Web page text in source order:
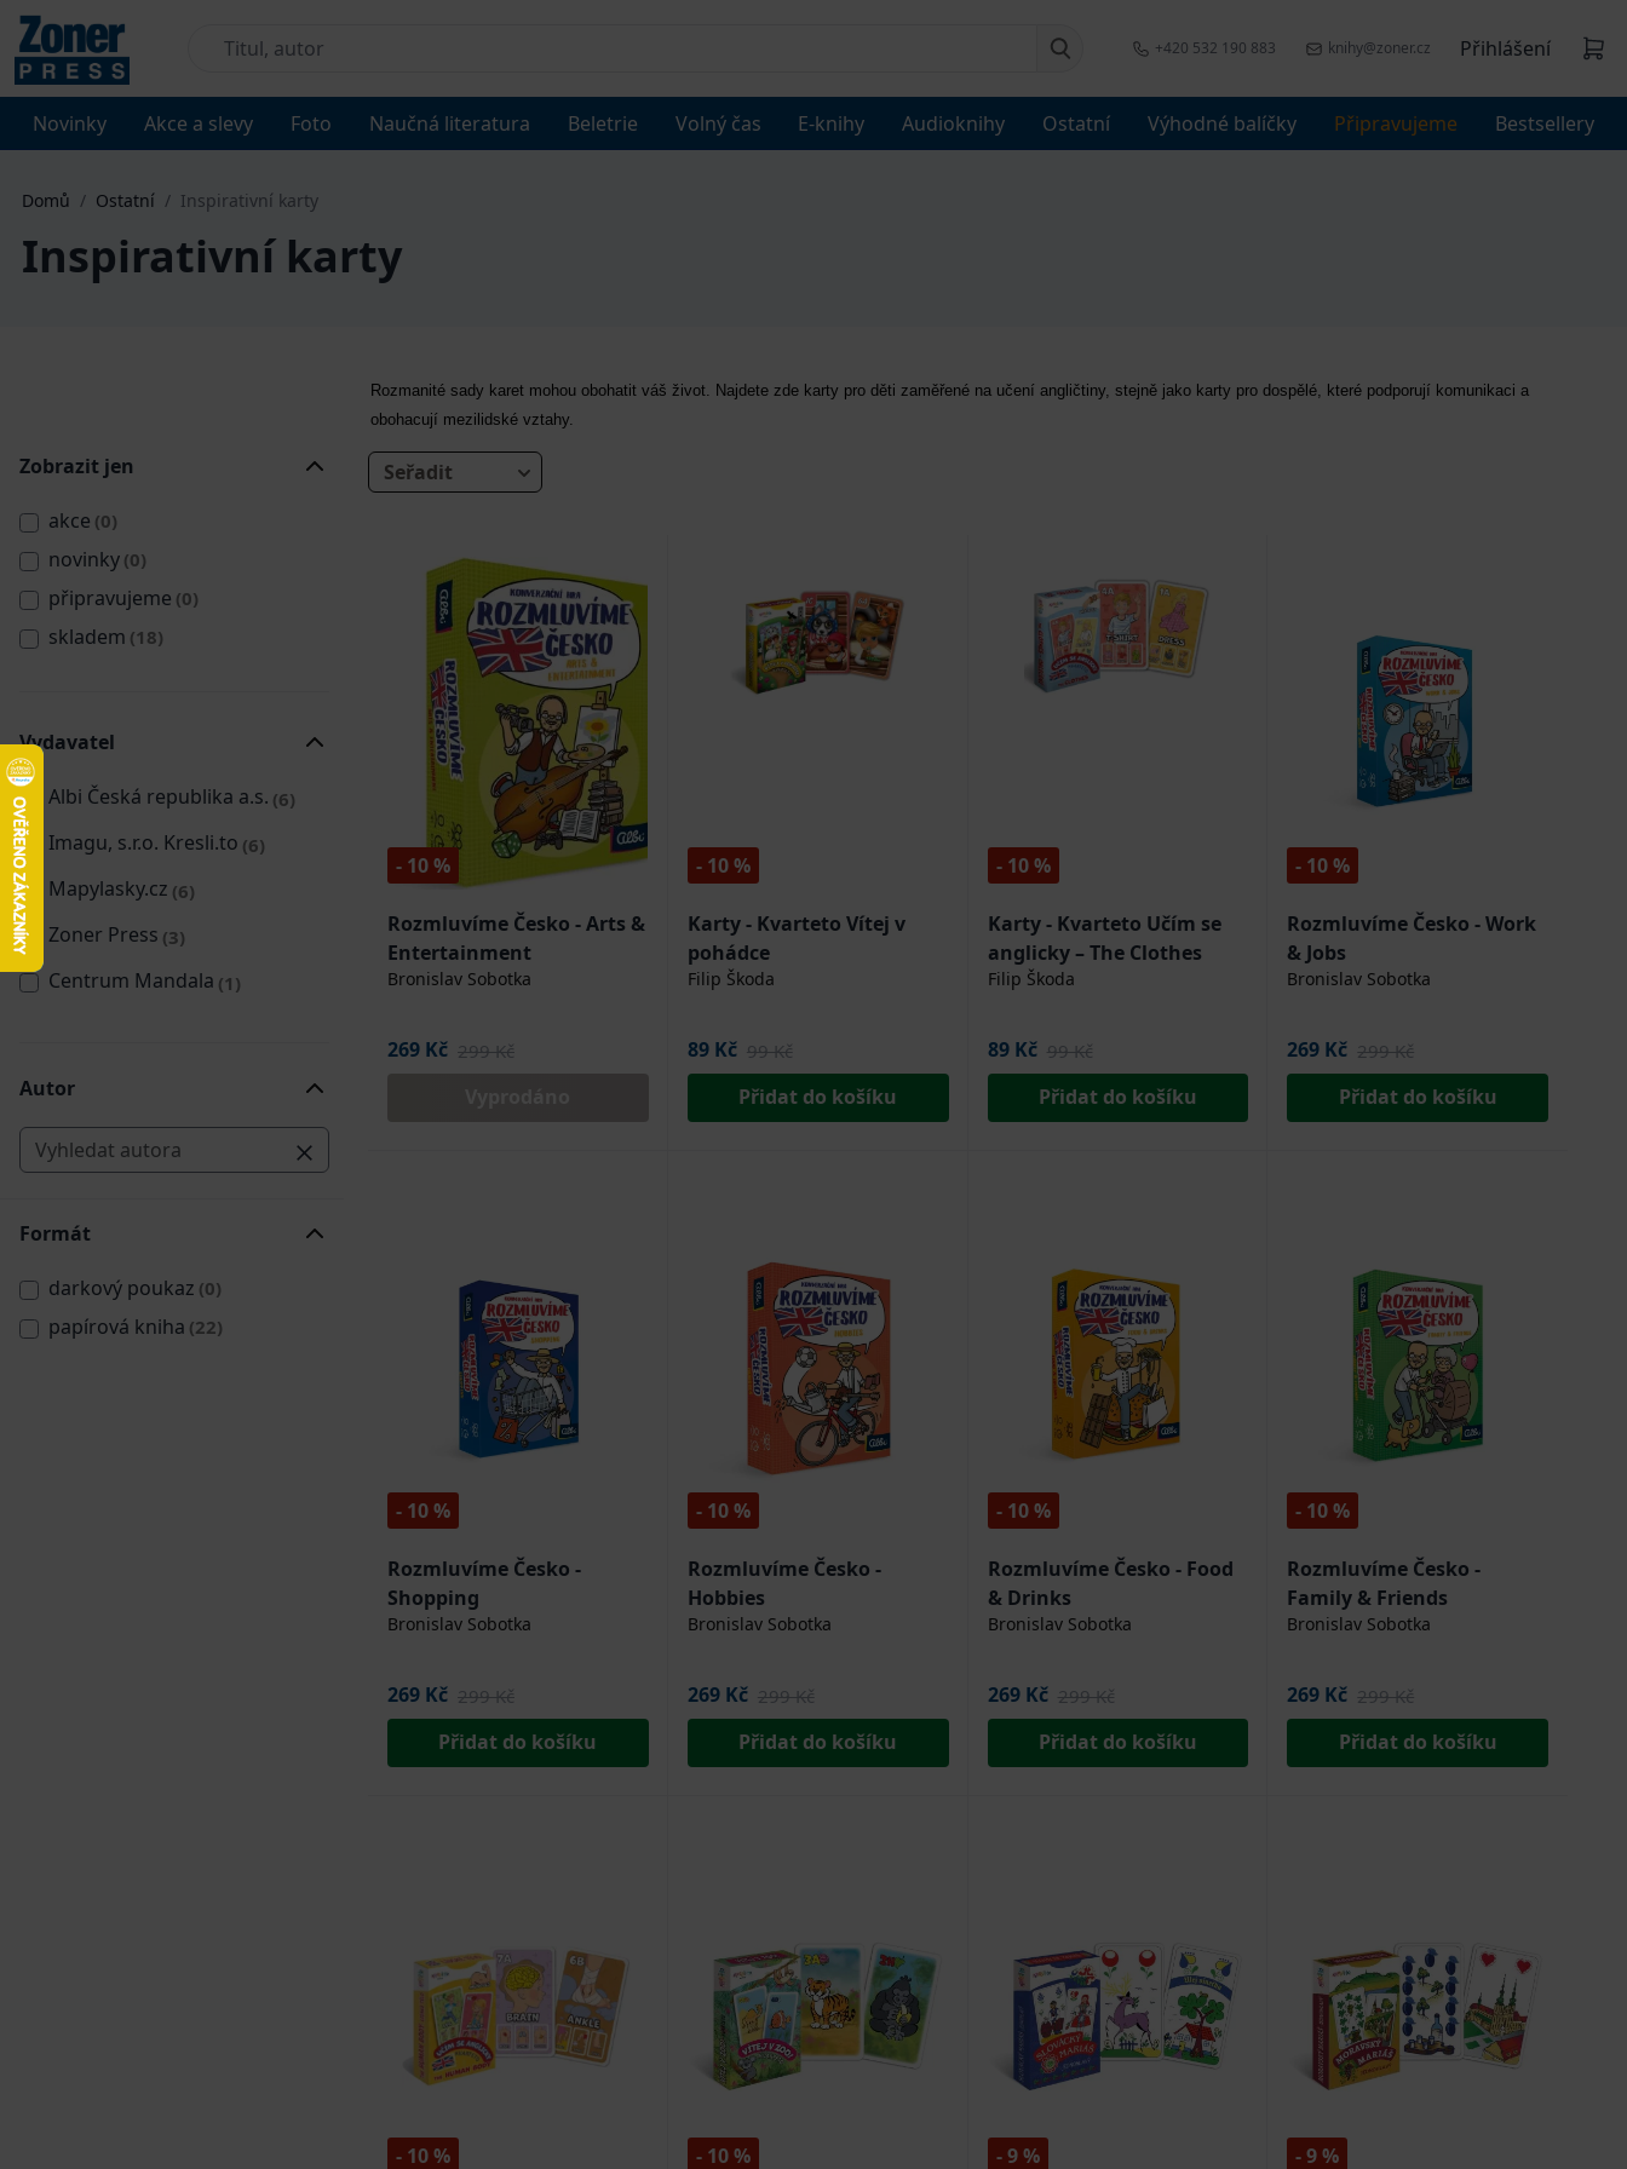
+420 532 190 883 knihy@zoner.cz Přihlášení
Novinky Akce a slevy Foto Naučná literatura Beletrie Volný čas E-knihy Audioknihy Ostatní Výhodné balíčky Připravujeme Bestsellery
Domů / Ostatní / Inspirativní karty
Inspirativní karty
Rozmanité sady karet mohou obohatit váš život. Najdete zde karty pro děti zaměřené na učení angličtiny, stejně jako karty pro dospělé, které podporují komunikaci a
obohacují mezilidské vztahy.
Zobrazit jen
akce (0)
novinky (0)
připravujeme (0)
skladem (18)
Vydavatel
Albi Česká republika a.s. (6)
Imagu, s.r.o. Kresli.to (6)
Mapylasky.cz (6)
Zoner Press (3)
Centrum Mandala (1)
Autor
Formát
darkový poukaz (0)
papírová kniha (22)
Seřadit
- 10 %
Rozmluvíme Česko - Arts &
Entertainment
Bronislav Sobotka
269 Kč 299 Kč
- 10 %
Karty - Kvarteto Vítej v
pohádce
Filip Škoda
89 Kč 99 Kč
Přidat do košíku
- 10 %
Karty - Kvarteto Učím se
anglicky – The Clothes
Filip Škoda
89 Kč 99 Kč
Přidat do košíku
- 10 %
Rozmluvíme Česko - Work
& Jobs
Bronislav Sobotka
269 Kč 299 Kč
Přidat do košíku
- 10 %
Rozmluvíme Česko -
Shopping
Bronislav Sobotka
269 Kč 299 Kč
Přidat do košíku
- 10 %
Rozmluvíme Česko -
Hobbies
Bronislav Sobotka
269 Kč 299 Kč
Přidat do košíku
- 10 %
Rozmluvíme Česko - Food
& Drinks
Bronislav Sobotka
269 Kč 299 Kč
Přidat do košíku
- 10 %
Rozmluvíme Česko -
Family & Friends
Bronislav Sobotka
269 Kč 299 Kč
Přidat do košíku
- 10 % - 10 % - 9 % - 9 %